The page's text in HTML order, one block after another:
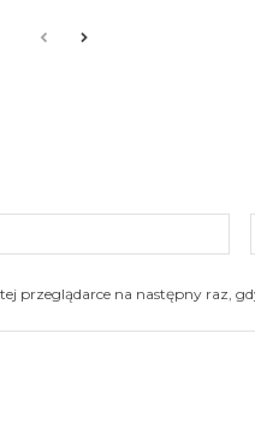
przeglądarce na następny raz,